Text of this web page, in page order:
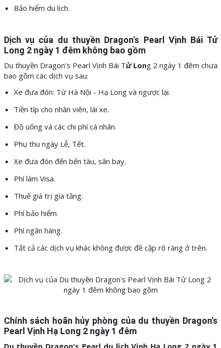
Bảo hiểm du lịch.
Dịch vụ của du thuyền Dragon's Pearl Vịnh Bái Tử
Long 2 ngày 1 đêm không bao gồm
Du thuyền Dragon's Pearl Vịnh Bái Tử Long 2 ngày 1 đêm chưa
bao gồm các dịch vụ sau:
Xe đưa đón: Từ Hà Nội - Hạ Long và ngược lại.
Tiền típ cho nhân viên, lái xe.
Đồ uống và các chi phí cá nhân.
Phụ thu ngày Lễ, Tết.
Xe đưa đón đến bến tàu, sân bay.
Phí làm Visa.
Thuế giá trị gia tăng.
Phí bảo hiểm.
Phí ngân hàng.
Tất cả các dịch vụ khác không được đề cập rõ ràng ở trên.
Chính sách hoãn hủy phòng của du thuyền Dragon's
Pearl Vịnh Hạ Long 2 ngày 1 đêm